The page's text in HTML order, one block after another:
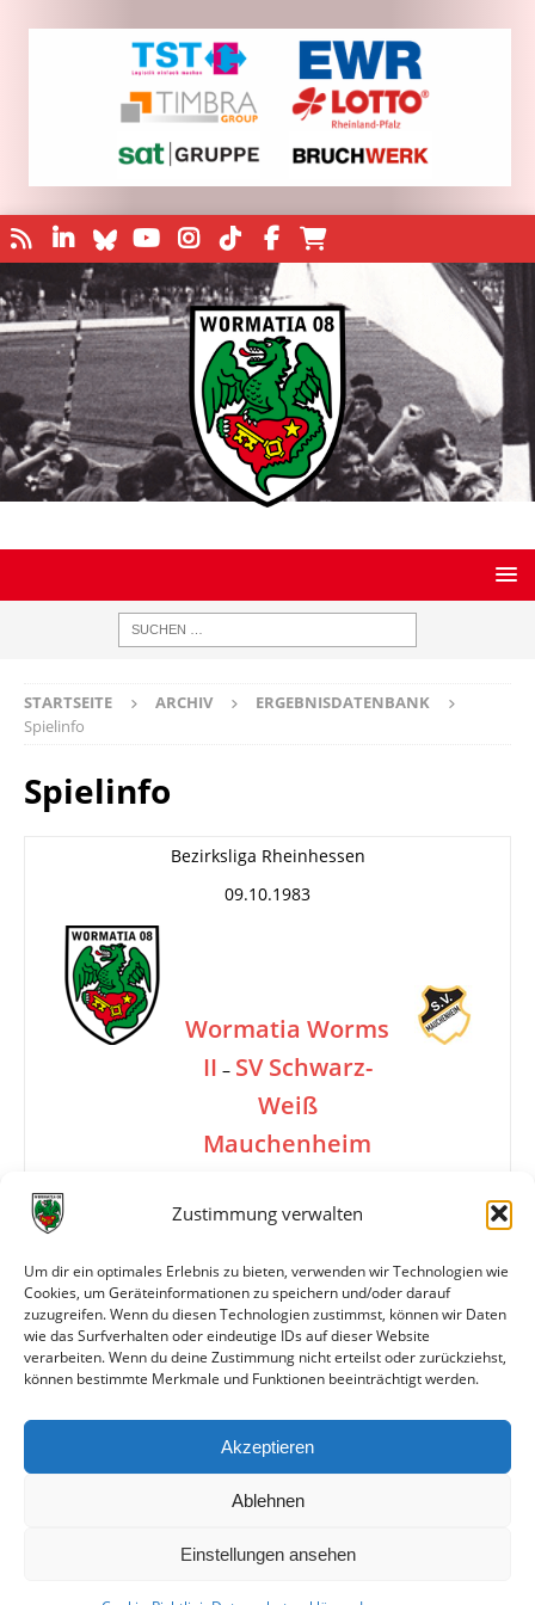
Zustimmung verwalten
Um dir ein optimales Erlebnis zu bieten, verwenden wir Technologien wie
Cookies, um Geräteinformationen zu speichern und/oder darauf
zuzugreifen. Wenn du diesen Technologien zustimmst, können wir Daten
wie das Surfverhalten oder eindeutige IDs auf dieser Website
verarbeiten. Wenn du deine Zustimmung nicht erteilst oder zurückziehst,
können bestimmte Merkmale und Funktionen beeinträchtigt werden.
Akzeptieren
Ablehnen
Einstellungen ansehen
STARTSEITE ARCHIV
ERGEBNISDATENBANK
Spielinfo
Spielinfo
Bezirksliga Rheinhessen
09.10.1983
Wormatia Worms
II – SV Schwarz-
Weiß
Mauchenheim
1:0
Tore 1:0 G. Müller (8./Freistoß)
Alle bisherigen Partien der beiden Mannschaften
anzeigen